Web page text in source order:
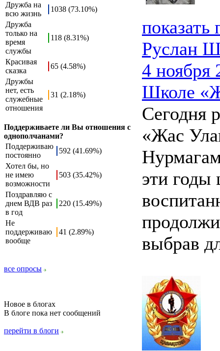
Дружба на
всю жизнь
1038 (73.10%)
Дружба
только на
время
службы
118 (8.31%)
Красивая
сказка
65 (4.58%)
Дружбы
нет, есть
служебные
отношения
31 (2.18%)
Поддерживаете ли Вы отношения с
однополчанами?
Поддерживаю
постоянно
592 (41.69%)
Хотел бы, но
не имею
возможности
503 (35.42%)
Поздравляю с
днем ВДВ раз
в год
220 (15.49%)
Не
поддерживаю
вообще
41 (2.89%)
все опросы
Новое в блогах
В блоге пока нет сообщений
перейти в блоги
Руслан
4 ноября
Школе
Сегодня
«Жас
эти годы
выбрав